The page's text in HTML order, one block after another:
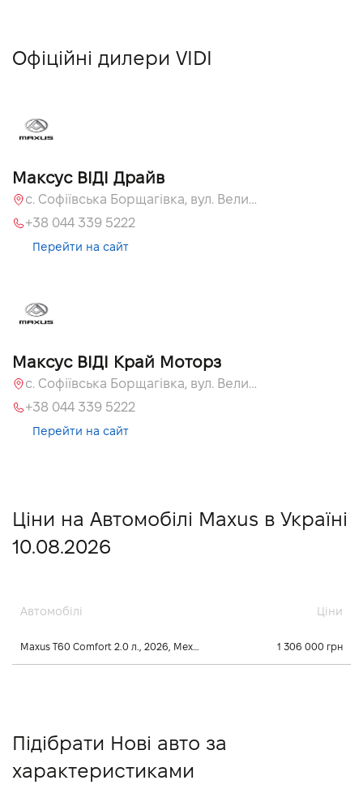
Офіційні дилери VIDI
Максус ВІДІ Драйв
с. Софіївська Борщагівка, вул. Велика Кільцева, 60а
+38 044 339 5222
Перейти на сайт
Максус ВІДІ Край Моторз
с. Софіївська Борщагівка, вул. Велика Кільцева, 60а
+38 044 339 5222
Перейти на сайт
Ціни на Автомобілі Maxus в Україні
10.08.2026
Автомобілі Ціни
Maxus T60 Comfort 2.0 л., 2026, Механічна 1 306 000 грн
Підібрати Нові авто за
характеристиками